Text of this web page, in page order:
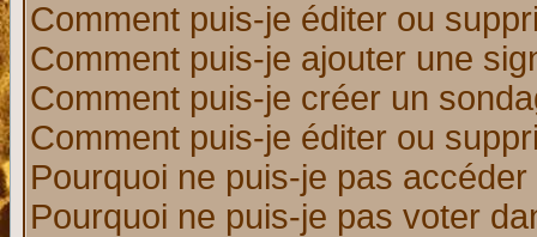
Comment puis-je éditer ou
Comment puis-je ajouter une
Comment puis-je créer un
Comment puis-je éditer ou
Pourquoi ne puis-je pas
Pourquoi ne puis-je pas voter